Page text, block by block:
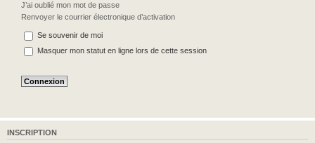
J’ai oublié mon mot de passe
Renvoyer le courrier électronique d’activation
Se souvenir de moi
Masquer mon statut en ligne lors de cette session
INSCRIPTION